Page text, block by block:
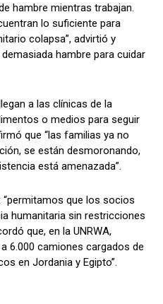
hambre mientras trabajan.
lo suficiente para
colapsa”, advirtió y
hambre para cuidar
a las clínicas de la
o medios para seguir
que “las familias ya no
se están desmoronando,
está amenazada”.
“permitamos que los socios
humanitaria sin restricciones
que, en la UNRWA,
6.000 camiones cargados de
en Jordania y Egipto”.